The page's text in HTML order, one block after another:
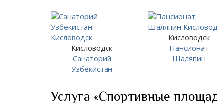
Кисловодск
Санаторий
Узбекистан
Кисловодск
Пансионат
Шаляпин
Услуга «Спортивные